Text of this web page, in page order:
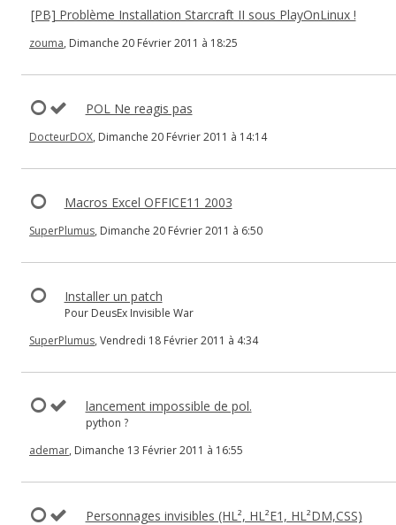
[PB] Problème Installation Starcraft II sous PlayOnLinux !
zouma, Dimanche 20 Février 2011 à 18:25
POL Ne reagis pas
DocteurDOX, Dimanche 20 Février 2011 à 14:14
Macros Excel OFFICE11 2003
SuperPlumus, Dimanche 20 Février 2011 à 6:50
Installer un patch
Pour DeusEx Invisible War
SuperPlumus, Vendredi 18 Février 2011 à 4:34
lancement impossible de pol.
python ?
ademar, Dimanche 13 Février 2011 à 16:55
Personnages invisibles (HL², HL²E1, HL²DM,CSS)